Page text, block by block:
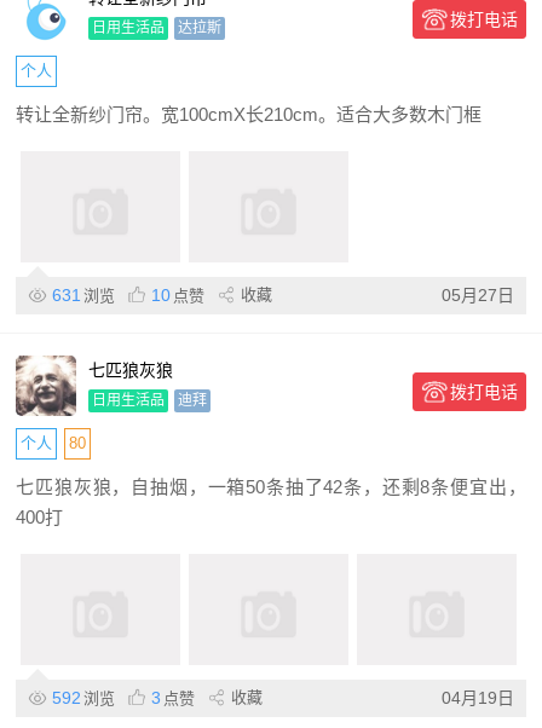
日用生活品 达拉斯 拨打电话
个人
转让全新纱门帘。宽100cmX长210cm。适合大多数木门框
631 浏览 10 点赞 收藏 05月27日
七匹狼灰狼
日用生活品 迪拜 拨打电话
个人 80
七匹狼灰狼，自抽烟，一箱50条抽了42条，还剩8条便宜出，
400打
592 浏览 3 点赞 收藏 04月19日